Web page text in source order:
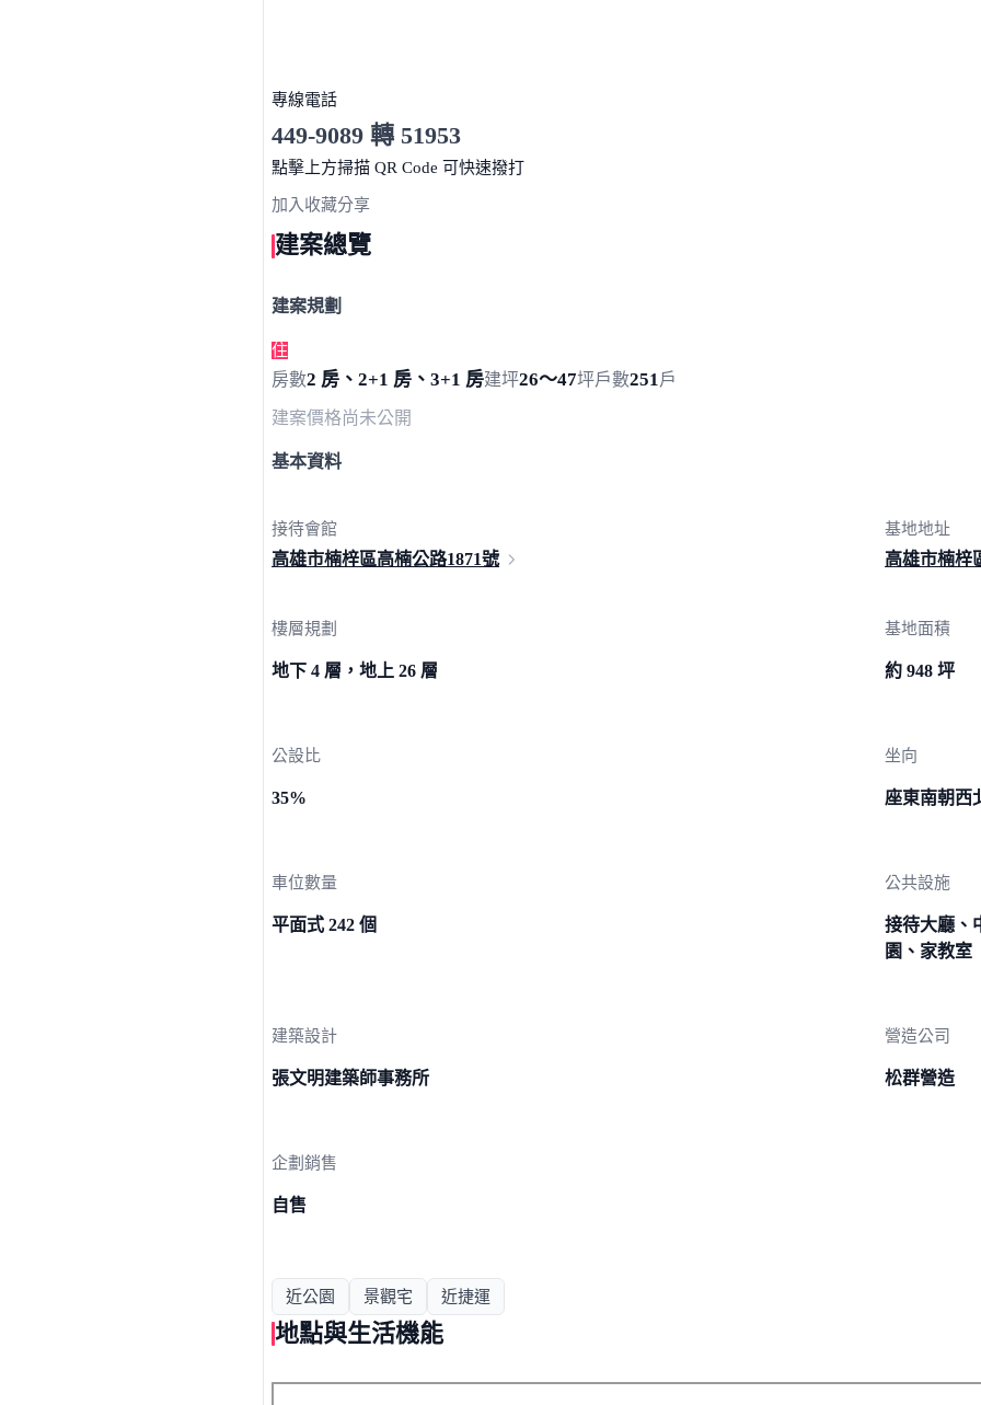
專線電話
449-9089 轉 51953
服務時間 10:00～19:00
點擊上方掃描 QR Code 可快速撥打
加入收藏分享
建案總覽
建案規劃
住
房數2 房、2+1 房、3+1 房建坪26～47坪戶數251戶
建案價格尚未公開
基本資料
接待會館
高雄市楠梓區高楠公路1871號
基地地址
高雄市楠梓
樓層規劃
地下 4 層，地上 26 層
基地面積
約 948 坪
公設比
35%
坐向
座東南朝西
車位數量
平面式 242 個
公共設施
接待大廳、
園、家教室
建築設計
張文明建築師事務所
營造公司
松群營造
企劃銷售
自售
近公園 景觀宅 近捷運
地點與生活機能